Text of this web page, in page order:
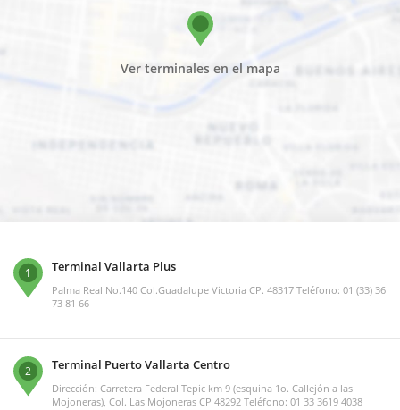
Ver terminales en el mapa
1 Terminal Vallarta Plus
Palma Real No.140 Col.Guadalupe Victoria CP. 48317 Teléfono: 01 (33) 36
73 81 66
2 Terminal Puerto Vallarta Centro
Dirección: Carretera Federal Tepic km 9 (esquina 1o. Callejón a las
Mojoneras), Col. Las Mojoneras CP 48292 Teléfono: 01 33 3619 4038